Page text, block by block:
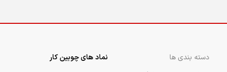
دسته بندی ها
نماد های چوبین کار